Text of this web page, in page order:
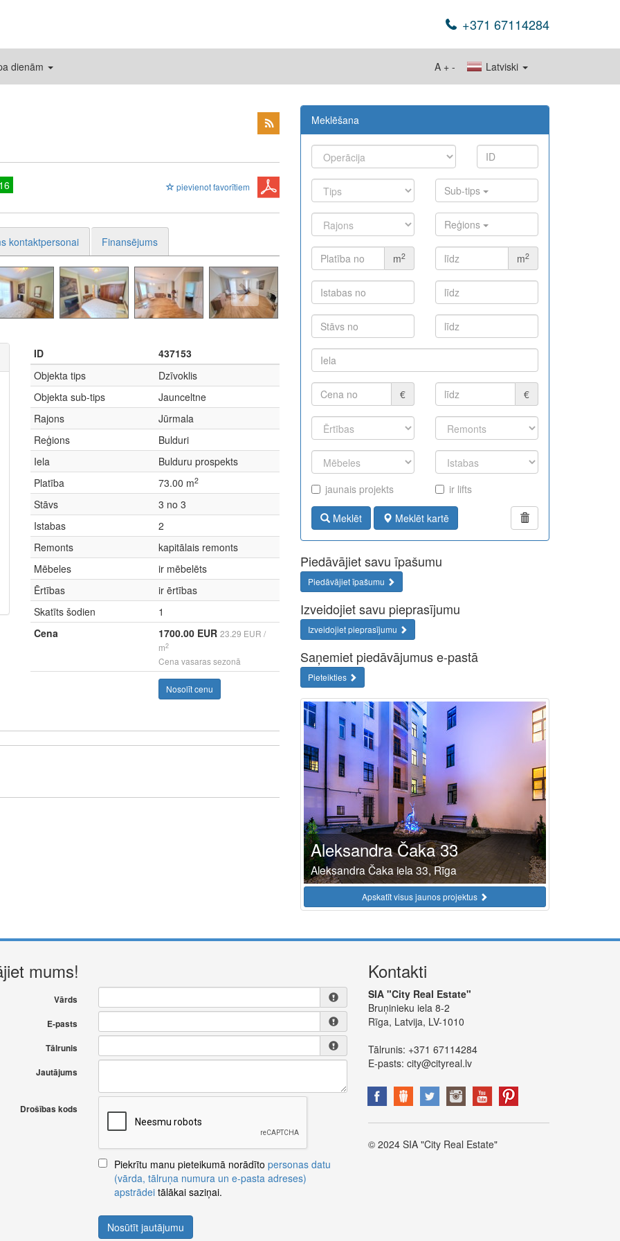
+371 67114284
dienām Latviski
A + -
pievienot favorītiem
kontaktpersonai Finansējums
ID
437153
Objekta tips
Dzīvoklis
Objekta sub-tips
Jaunceltne
Rajons
Jūrmala
Reģions
Bulduri
Iela
Bulduru prospekts
Platība
73.00 m2
Stāvs
3 no 3
Istabas
2
Remonts
kapitālais remonts
Mēbeles
ir mēbelēts
Ērtības
ir ērtības
Skatīts šodien
1
Cena
1700.00 EUR 23.29 EUR /
m2
Cena vasaras sezonā
Nosolīt cenu
Meklēšana
Sub-tips
Reģions
m2 m2
€ €
jaunais projekts ir lifts
Meklēt Meklēt kartē
Piedāvājiet savu īpašumu
Piedāvājiet īpašumu
Izveidojiet savu pieprasījumu
Izveidojiet pieprasījumu
Saņemiet piedāvājumus e-pastā
Pieteikties
Aleksandra Čaka 33
Aleksandra Čaka iela 33, Rīga
Apskatīt visus jaunos projektus
mums!
Vārds
E-pasts
Tālrunis
Jautājums
Drošības kods
Piekrītu manu pieteikumā norādīto personas datu
(vārda, tālruņa numura un e-pasta adreses)
apstrādeitālākai saziņai.
Nosūtīt jautājumu
Kontakti
SIA "City Real Estate"
Bruņinieku iela 8-2
Rīga, Latvija, LV-1010
Tālrunis: +371 67114284
E-pasts: city@cityreal.lv
© 2024 SIA "City Real Estate"